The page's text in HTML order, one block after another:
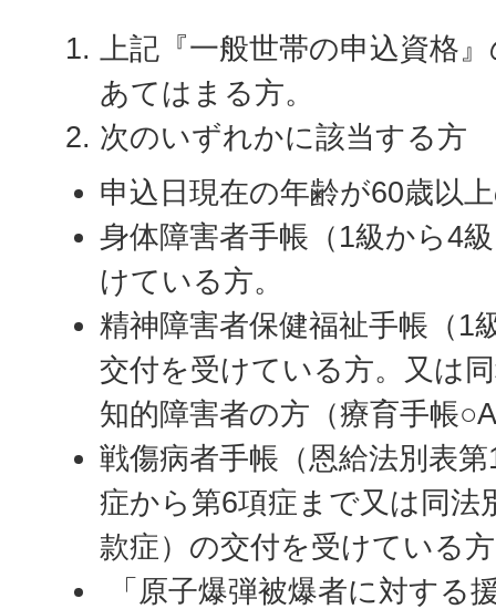
上記『一般世帯の申込資格
あてはまる方。
次のいずれかに該当する方
申込日現在の年齢が60歳以
身体障害者手帳（1級から4
けている方。
精神障害者保健福祉手帳（1
交付を受けている方。又は
知的障害者の方（療育手帳
戦傷病者手帳（恩給法別表
症から第6項症まで又は同法
款症）の交付を受けている
「原子爆弾被爆者に対する